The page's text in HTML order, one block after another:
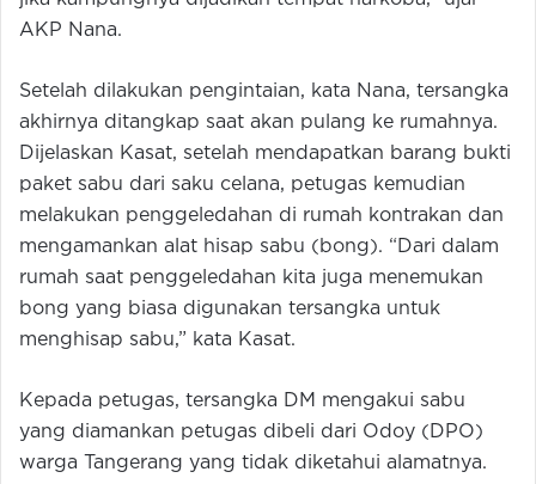
AKP Nana.
Setelah dilakukan pengintaian, kata Nana, tersangka
akhirnya ditangkap saat akan pulang ke rumahnya.
Dijelaskan Kasat, setelah mendapatkan barang bukti
paket sabu dari saku celana, petugas kemudian
melakukan penggeledahan di rumah kontrakan dan
mengamankan alat hisap sabu (bong). “Dari dalam
rumah saat penggeledahan kita juga menemukan
bong yang biasa digunakan tersangka untuk
menghisap sabu,” kata Kasat.
Kepada petugas, tersangka DM mengakui sabu
yang diamankan petugas dibeli dari Odoy (DPO)
warga Tangerang yang tidak diketahui alamatnya.